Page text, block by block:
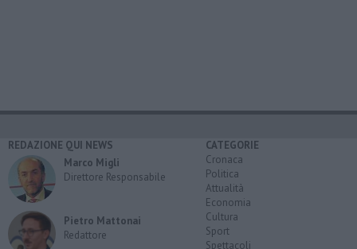
REDAZIONE QUI NEWS
Marco Migli
Direttore Responsabile
Pietro Mattonai
Redattore
CATEGORIE
Cronaca
Politica
Attualità
Economia
Cultura
Sport
Spettacoli